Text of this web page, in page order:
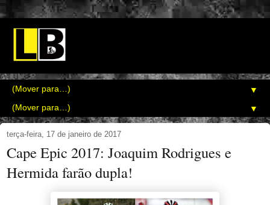
▼
▼
terça-feira, 17 de janeiro de 2017
Cape Epic 2017: Joaquim Rodrigues e
Hermida farão dupla!